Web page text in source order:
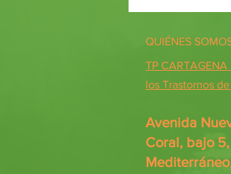
QUIÉNES
TP
los Trastornos
Avenida
Coral, bajo